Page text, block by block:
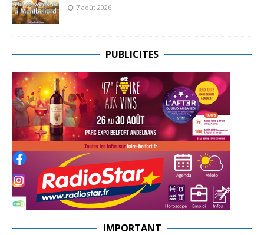
7 août 2026
PUBLICITES
IMPORTANT